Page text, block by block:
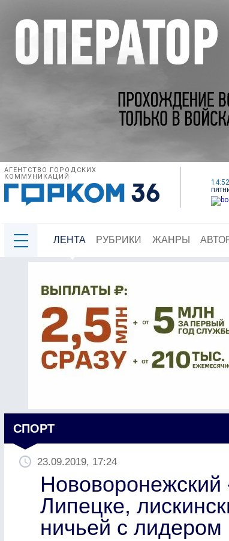
АГЕНТСТВО ГОРОДСКИХ
КОММУНИКАЦИЙ
14:52
ЛЕНТА РУБРИКИ ЖАНРЫ
СПОРТ
23.09.2019, 17:24
Липецке,
ничьей с лидером